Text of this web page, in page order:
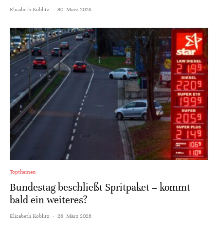
Elisabeth Koblitz · 30. März 2026
Topthemen
Bundestag beschließt Spritpaket – kommt
bald ein weiteres?
Elisabeth Koblitz · 26. März 2026